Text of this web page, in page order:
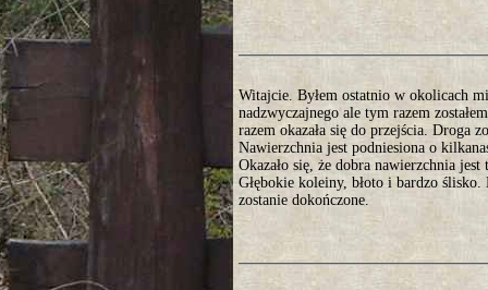
Witajcie. Byłem ostatnio w okolicach
nadzwyczajnego ale tym razem
razem okazała się do przejścia. Droga
Nawierzchnia jest podniesiona o
Okazało się, że dobra nawierzchnia
Głębokie koleiny, błoto i bardzo
zostanie dokończone.